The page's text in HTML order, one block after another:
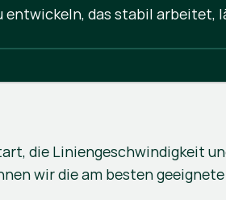
entwickeln, das stabil
die Liniengeschwindigkeit
wir die am besten